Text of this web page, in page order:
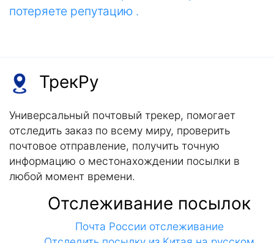
потеряете репутацию .
ТрекРу
Универсальный почтовый трекер, помогает
отследить заказ по всему миру, проверить
почтовое отправление, получить точную
информацию о местонахождении посылки в
любой момент времени.
Отслеживание посылок
Почта России отслеживание